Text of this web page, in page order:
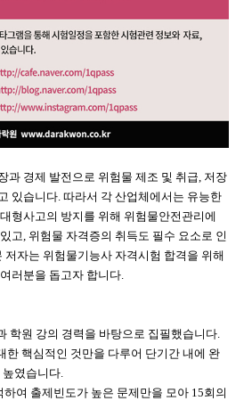
과 경제 발전으로 위험물 제조 및 취급, 저장
있습니다. 따라서 각 산업체에서는 유능한
형사고의 방지를 위해 위험물안전관리에
고, 위험물 자격증의 취득도 필수 요소로 인
저자는 위험물기능사 자격시험 합격을 위해
러분을 돕고자 합니다.
학원 강의 경력을 바탕으로 집필했습니다.
한 핵심적인 것만을 다루어 단기간 내에 완
높였습니다.
여 출제빈도가 높은 문제만을 모아 15회의